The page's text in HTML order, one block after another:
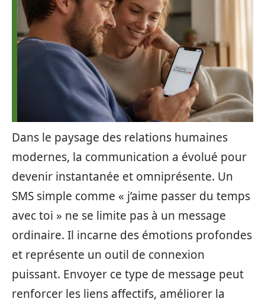
Dans le paysage des relations humaines
modernes, la communication a évolué pour
devenir instantanée et omniprésente. Un
SMS simple comme « j’aime passer du temps
avec toi » ne se limite pas à un message
ordinaire. Il incarne des émotions profondes
et représente un outil de connexion
puissant. Envoyer ce type de message peut
renforcer les liens affectifs, améliorer la